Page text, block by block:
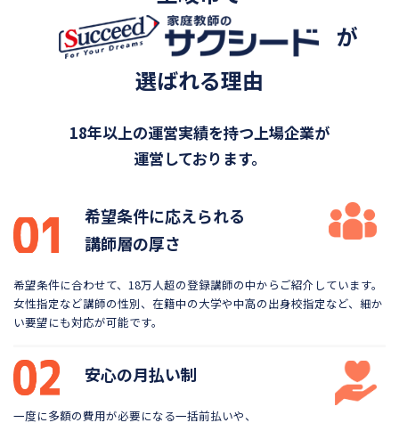
が
選ばれる理由
18年以上の運営実績を持つ上場企業が
運営しております。
希望条件に応えられる
講師層の厚さ
希望条件に合わせて、18万人超の登録講師の中から ご紹介しています。
女性指定など講師の性別、在籍中の大学や中高の出身校指定など、細か
い要望にも対応が可能です。
安心の月払い制
一度に多額の費用が必要になる一括前払いや、